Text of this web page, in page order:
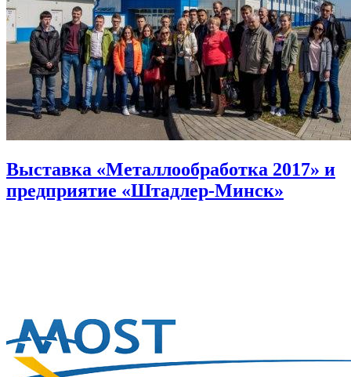
Выставка «Металлообработка 2017» и
предприятие «Штадлер-Минск»